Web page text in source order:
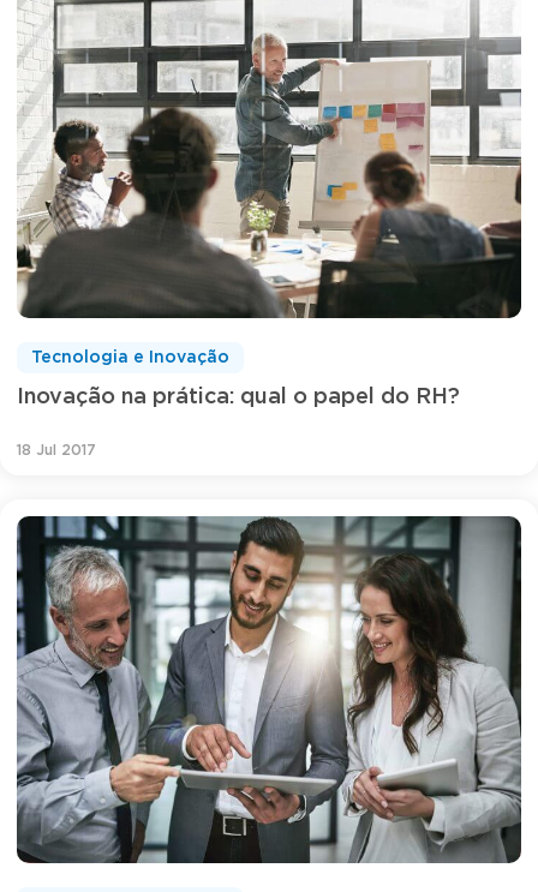
Inovação na prática: qual o papel do RH?
Tecnologia e Inovação
18 Jul 2017